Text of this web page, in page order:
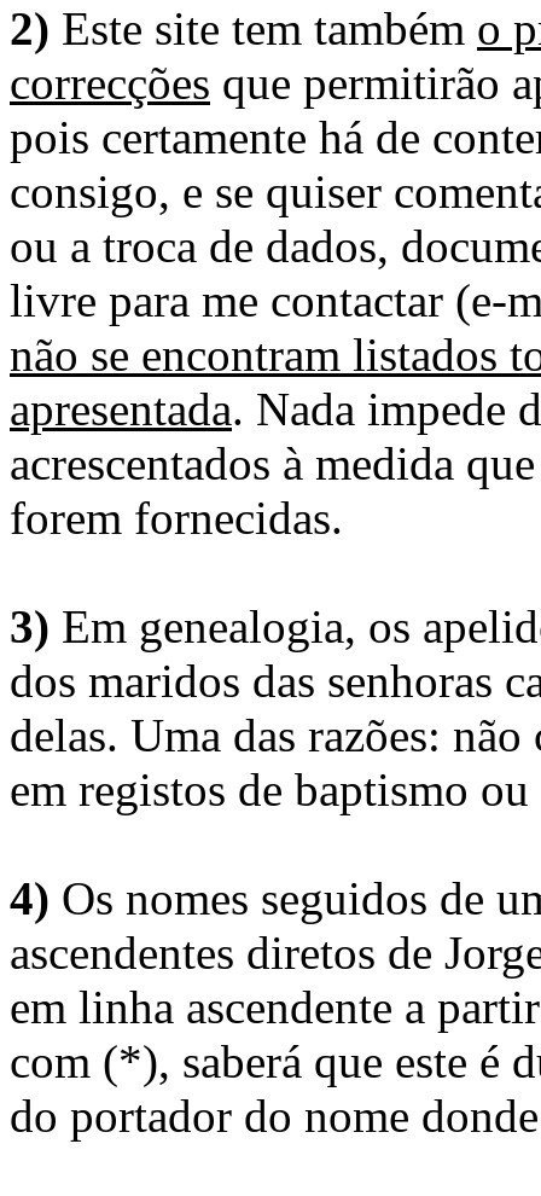
2) Este site tem também o
correcções que permitirão
pois certamente há de
consigo, e se quiser
ou a troca de dados,
livre para me contactar (e-
não se encontram listados
apresentada. Nada impede
acrescentados à medida
forem fornecidas.
3) Em genealogia, os
dos maridos das senhoras
delas. Uma das razões:
em registos de baptismo
4) Os nomes seguidos de
ascendentes diretos de
em linha ascendente a
com (*), saberá que este é
do portador do nome